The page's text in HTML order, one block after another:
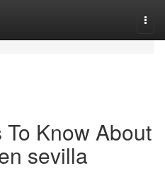
Know About
sevilla